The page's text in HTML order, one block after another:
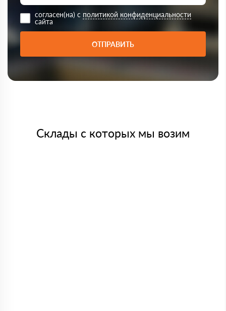
согласен(на) с политикой конфиденциальности
сайта
ОТПРАВИТЬ
Склады с которых мы возим